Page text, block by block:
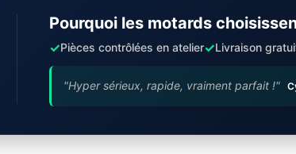
Pourquoi les motards
✓Pièces contrôlées en atelier✓Livraison
"Hyper sérieux, rapide, vraiment parfait !"